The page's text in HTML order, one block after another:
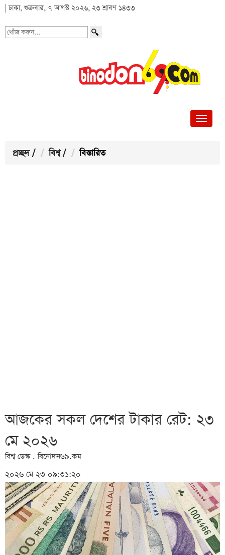
| ঢাকা, শুক্রবার, ৭ আগস্ট ২০২৬, ২৩ শ্রাবণ ১৪৩৩
খোঁজ
প্রচ্ছদ / বিশ্ব / বিস্তারিত
আজকের সকল দেশের টাকার রেট: ২৩
মে ২০২৬
বিশ্ব ডেস্ক . বিনোদন৬৯.কম
২০২৬ মে ২৩ ০৯:৩১:২০